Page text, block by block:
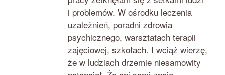
i problemów. W ośrodku leczenia
uzależnień, poradni zdrowia
psychicznego, warsztatach terapii
zajęciowej, szkołach. I wciąż wierzę,
że w ludziach drzemie niesamowity